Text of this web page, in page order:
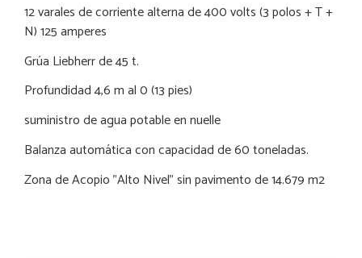
12 varales de corriente alterna de 400 volts (3 polos + T +
N) 125 amperes
Grúa Liebherr de 45 t.
Profundidad4,6 mal 0 (13 pies)
suministro de agua potable en nuelle
Balanza automática con capacidad de 60 toneladas.
Zona de Acopio "Alto Nivel" sin pavimento de 14.679 m2